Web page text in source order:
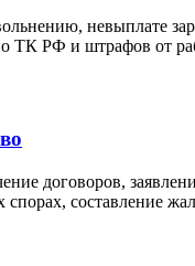
невыплате
ТК РФ и штрафов от
договоров,
составление